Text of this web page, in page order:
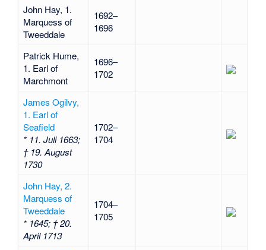
John Hay, 1.
Marquess of
Tweeddale
1692–
1696
Patrick Hume,
1. Earl of
Marchmont
1696–
1702
James Ogilvy,
1. Earl of
Seafield
* 11. Juli 1663;
† 19. August
1730
1702–
1704
John Hay, 2.
Marquess of
Tweeddale
* 1645; † 20.
April 1713
1704–
1705